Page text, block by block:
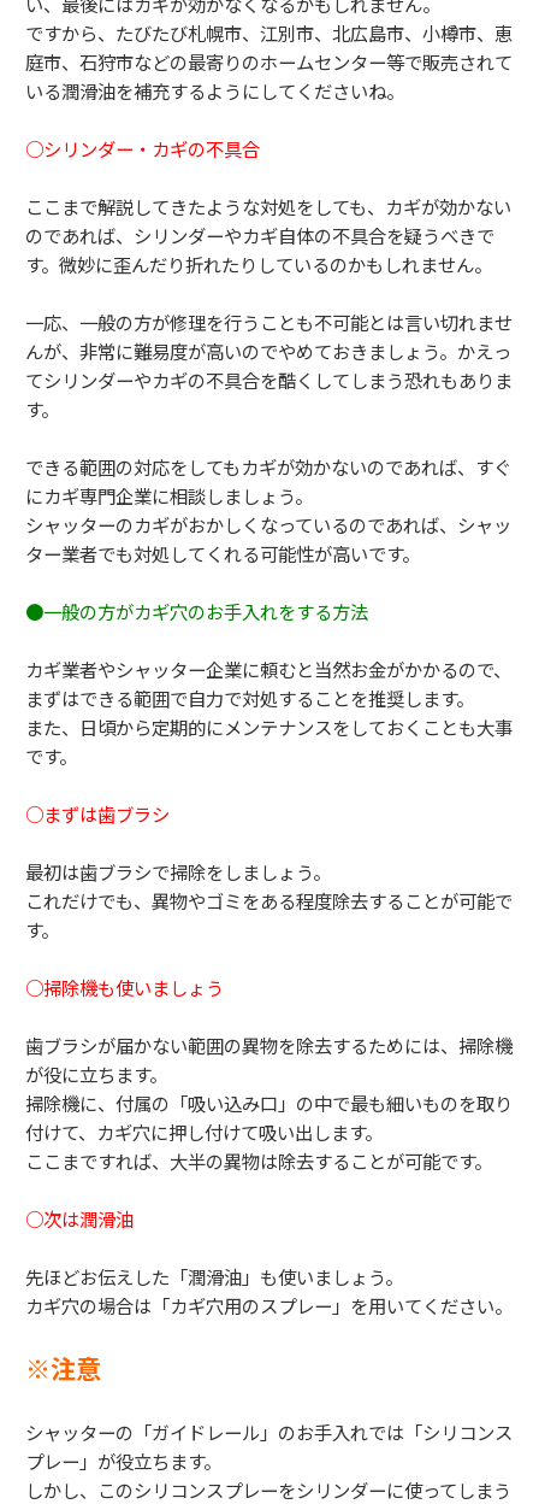
ですから、たびたび札幌市、江別市、北広島市、小樽市、恵
庭市、 石狩市などの最寄りのホームセンター等で販売されて
いる潤滑油を補充するようにしてくださいね。
○シリンダー・カギの不具合
ここまで解説してきたような対処をしても、 カギが効かない
のであれば、 シリンダーやカギ自体の不具合を疑うべきで
す。 微妙に歪んだり折れたりしているのかもしれません。
一応、一般の方が修理を行うことも不可能とは言い切れませ
んが、 非常に難易度が高いのでやめておきましょう。 かえっ
てシリンダーやカギの不具合を酷くしてしまう恐れもありま
す。
できる範囲の対応をしてもカギが効かないのであれば、 すぐ
にカギ専門企業に相談しましょう。
シャッターのカギがおかしくなっているのであれば、 シャッ
ター業者でも対処してくれる可能性が高いです。
●一般の方がカギ穴のお手入れをする方法
カギ業者やシャッター企業に頼むと当然お金がかかるので、
まずはできる範囲で自力で対処することを推奨します。
また、日頃から定期的にメンテナンスをしておくことも大事
です。
○まずは歯ブラシ
最初は歯ブラシで掃除をしましょう。
これだけでも、異物やゴミをある程度除去することが可能で
す。
○掃除機も使いましょう
歯ブラシが届かない範囲の異物を除去するためには、 掃除機
が役に立ちます。
掃除機に、付属の「吸い込み口」 の中で最も細いものを取り
付けて、 カギ穴に押し付けて吸い出します。
ここまですれば、大半の異物は除去することが可能です。
○次は潤滑油
先ほどお伝えした「潤滑油」も使いましょう。
カギ穴の場合は「カギ穴用のスプレー」を用いてください。
※注意
シャッターの「ガイドレール」のお手入れでは「シリコンス
プレー」が役立ちます。
しかし、このシリコンスプレーをシリンダーに使ってしまう